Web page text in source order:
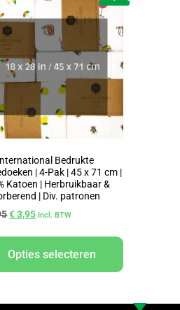
Bedrukte
| 4-Pak | 45 x 71 cm |
Katoen | Herbruikbaar &
| Div. patronen
€3,95 Incl. BTW
Opties selecteren